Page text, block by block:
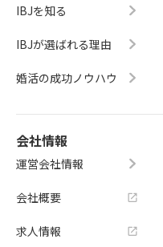
IBJを知る
IBJが選ばれる理由
婚活の成功ノウハウ
会社情報
運営会社情報
会社概要
求人情報